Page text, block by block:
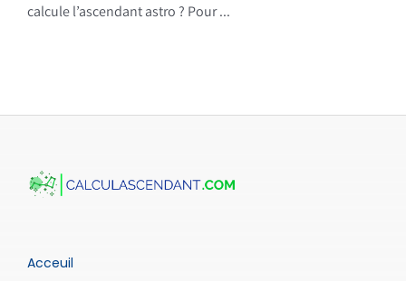
calcule l’ascendant astro ? Pour ...
Acceuil